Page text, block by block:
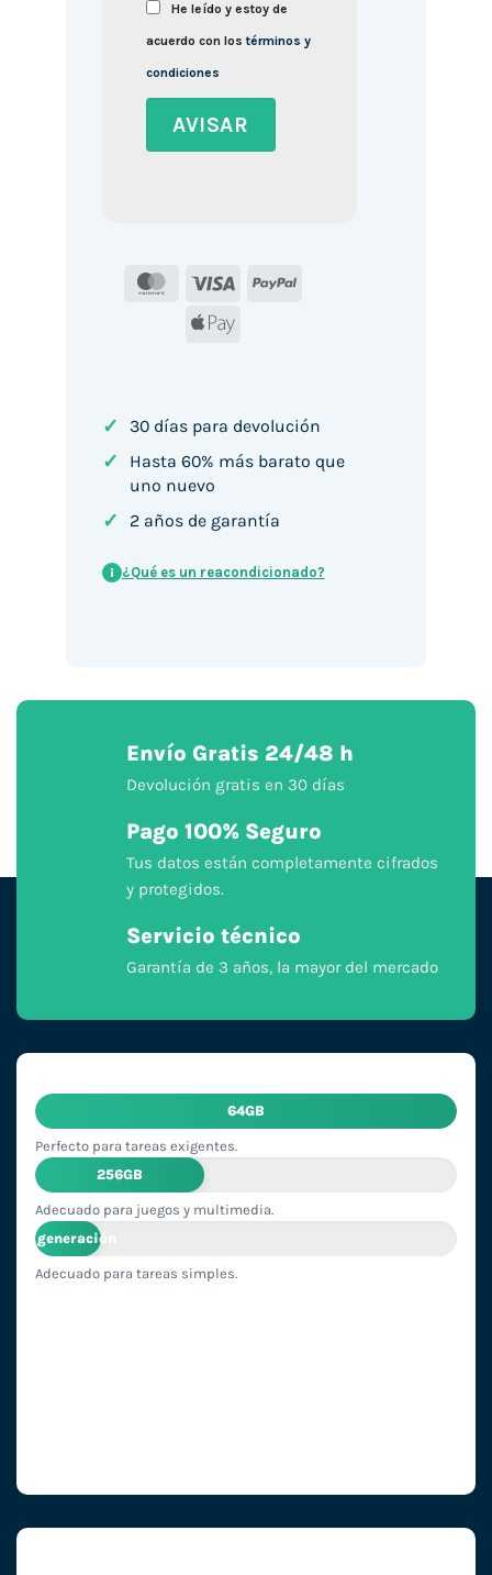
He leído y estoy de
acuerdo con lostérminos y
condiciones
MasterCard
Visa
PayPal
Apple
✓ 30 días para devolución
✓
Hasta 60% más barato que
uno nuevo
✓ 2 años de garantía
i ¿Qué es un reacondicionado?
Envío Gratis 24/48 h
Devolución gratis en 30 días
Pago 100% Seguro
Tus datos están completamente cifrados
y protegidos.
Servicio técnico
Garantía de 3 años, la mayor del mercado
64GB
Perfecto para tareas exigentes.
256GB
Adecuado para juegos y multimedia.
1ª generación
Adecuado para tareas simples.